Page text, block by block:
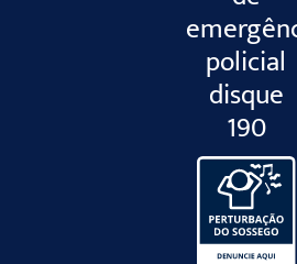
policial
disque
190